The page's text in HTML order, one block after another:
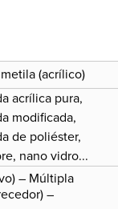
(acrílico)
acrílica pura,
modificada,
de poliéster,
nano vidro...
– Múltipla
–